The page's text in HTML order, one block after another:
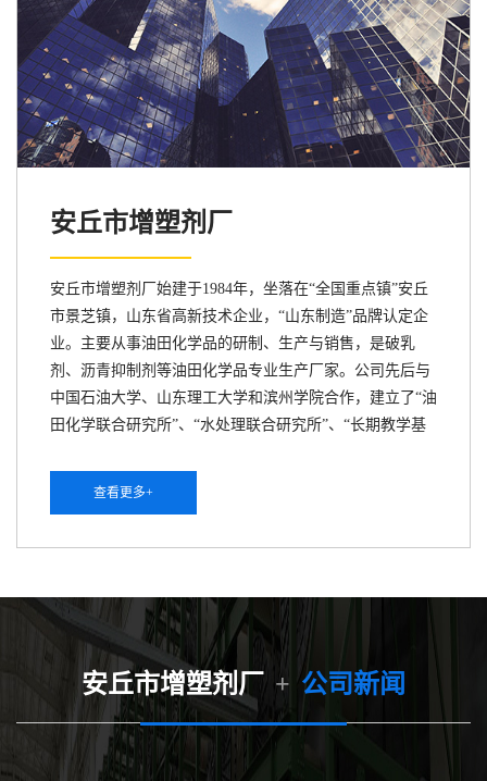
安丘市增塑剂厂
安丘市增塑剂厂始建于1984年，坐落在“全国重点镇”安丘
市景芝镇，山东省高新技术企业，“山东制造”品牌认定企
业。主要从事油田化学品的研制、生产与销售，是破乳
剂、沥青抑制剂等油田化学品专业生产厂家。公司先后与
中国石油大学、山东理工大学和滨州学院合作，建立了“油
田化学联合研究所”、“水处理联合研究所”、“长期教学基
粘剂、AN系列降凝...
查看更多+
安丘市增塑剂厂 + 公司新闻